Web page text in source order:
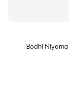
Bodhi